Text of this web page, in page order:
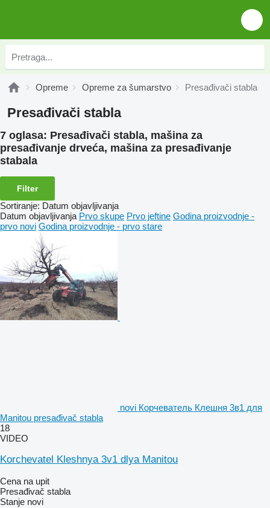
Opreme Opreme za šumarstvo Presađivači stabla
Presađivači stabla
7 oglasa: Presađivači stabla, mašina za
presađivanje drveća, mašina za presađivanje
stabala
Filter
Sortiranje: Datum objavljivanja
Datum objavljivanja Prvo skupe Prvo jeftine Godina proizvodnje -
prvo novi Godina proizvodnje - prvo stare
novi Корчеватель Клешня 3в1 для
Manitou presađivač stabla
18
VIDEO
Korchevatel Kleshnya 3v1 dlya Manitou
Cena na upit
Presađivač stabla
Stanje novi